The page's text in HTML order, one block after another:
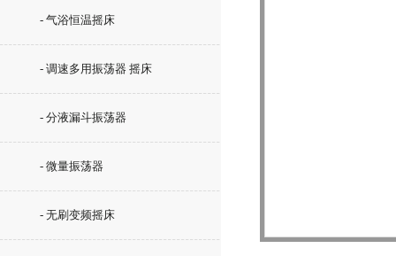
- 气浴恒温摇床
- 调速多用振荡器 摇床
- 分液漏斗振荡器
- 微量振荡器
- 无刷变频摇床